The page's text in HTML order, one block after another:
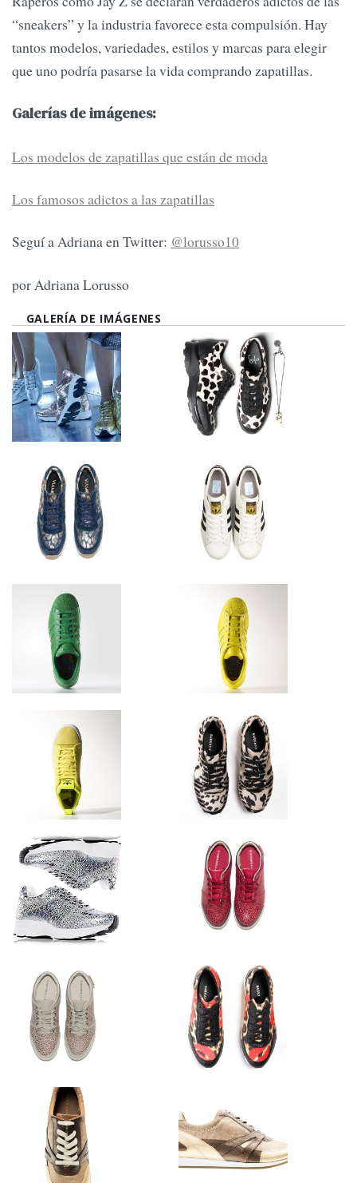
“sneakers” y la industria favorece esta compulsión. Hay
tantos modelos, variedades, estilos y marcas para elegir
que uno podría pasarse la vida comprando zapatillas.
Galerías de imágenes:
Los modelos de zapatillas que están de moda
Los famosos adictos a las zapatillas
Seguí a Adriana en Twitter: @lorusso10
por Adriana Lorusso
GALERÍA DE IMÁGENES